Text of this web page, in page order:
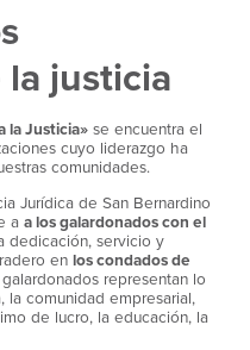
justicia
la Justicia» se encuentra el
cuyo liderazgo ha
comunidades.
Jurídica de San Bernardino
a a los galardonados con el
dedicación, servicio y
en los condados de
representan lo
la comunidad empresarial,
de lucro, la educación, la